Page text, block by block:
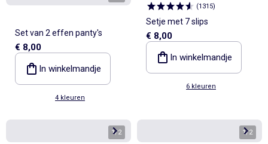
Set van 2 effen panty's
€ 8,00
In winkelmandje
4 kleuren
(1315)
Setje met 7 slips
€ 8,00
In winkelmandje
6 kleuren
1/2 1/2